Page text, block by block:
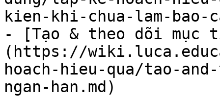
kien-khi-chua-lam-bao-
- [Tạo & theo dõi mục
(https://
hoach-hieu-qua/tao-